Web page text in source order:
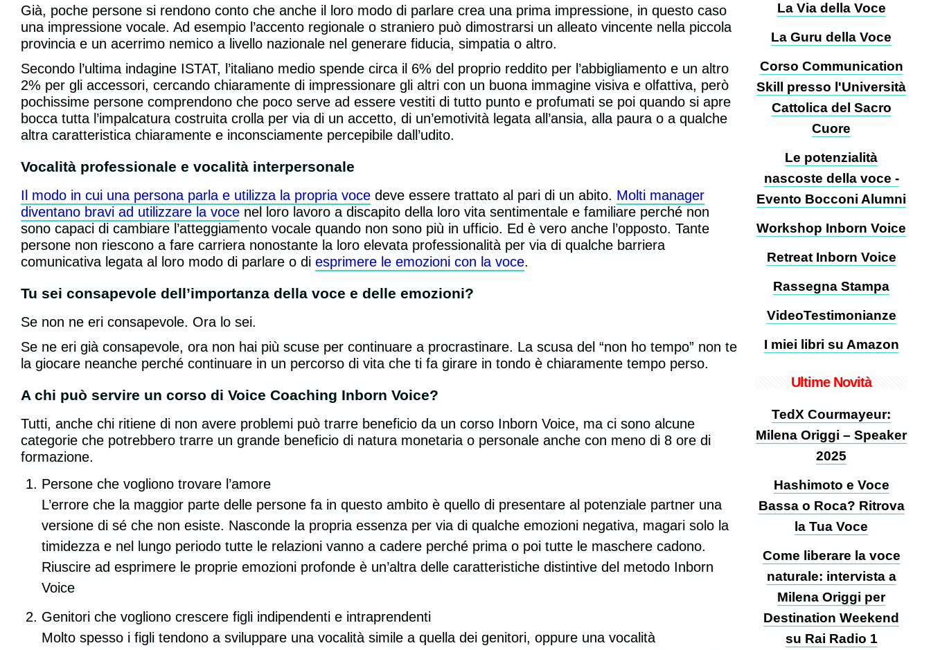
Già, poche persone si rendono conto che anche il loro modo di parlare crea una prima impressione, in questo caso
una impressione vocale. Ad esempio l’accento regionale o straniero può dimostrarsi un alleato vincente nella piccola
provincia e un acerrimo nemico a livello nazionale nel generare fiducia, simpatia o altro.
Secondo l’ultima indagine ISTAT, l’italiano medio spende circa il 6% del proprio reddito per l’abbigliamento e un altro
2% per gli accessori, cercando chiaramente di impressionare gli altri con un buona immagine visiva e olfattiva, però
pochissime persone comprendono che poco serve ad essere vestiti di tutto punto e profumati se poi quando si apre
bocca tutta l’impalcatura costruita crolla per via di un accetto, di un’emotività legata all’ansia, alla paura o a qualche
altra caratteristica chiaramente e inconsciamente percepibile dall’udito.
Vocalità professionale e vocalità interpersonale
Il modo in cui una persona parla e utilizza la propria voce deve essere trattato al pari di un abito. Molti manager
diventano bravi ad utilizzare la voce nel loro lavoro a discapito della loro vita sentimentale e familiare perché non
sono capaci di cambiare l’atteggiamento vocale quando non sono più in ufficio. Ed è vero anche l’opposto. Tante
persone non riescono a fare carriera nonostante la loro elevata professionalità per via di qualche barriera
comunicativa legata al loro modo di parlare o di esprimere le emozioni con la voce.
Tu sei consapevole dell’importanza della voce e delle emozioni?
Se non ne eri consapevole. Ora lo sei.
Se ne eri già consapevole, ora non hai più scuse per continuare a procrastinare. La scusa del “non ho tempo” non te
la giocare neanche perché continuare in un percorso di vita che ti fa girare in tondo è chiaramente tempo perso.
A chi può servire un corso di Voice Coaching Inborn Voice?
Tutti, anche chi ritiene di non avere problemi può trarre beneficio da un corso Inborn Voice, ma ci sono alcune
categorie che potrebbero trarre un grande beneficio di natura monetaria o personale anche con meno di 8 ore di
formazione.
Persone che vogliono trovare l’amore
L’errore che la maggior parte delle persone fa in questo ambito è quello di presentare al potenziale partner una
versione di sé che non esiste. Nasconde la propria essenza per via di qualche emozioni negativa, magari solo la
timidezza e nel lungo periodo tutte le relazioni vanno a cadere perché prima o poi tutte le maschere cadono.
Riuscire ad esprimere le proprie emozioni profonde è un’altra delle caratteristiche distintive del metodo Inborn
Voice
Genitori che vogliono crescere figli indipendenti e intraprendenti
Molto spesso i figli tendono a sviluppare una vocalità simile a quella dei genitori, oppure una vocalità
La Via della Voce
La Guru della Voce
Corso Communication
Skill presso l'Università
Cattolica del Sacro
Cuore
Le potenzialità
nascoste della voce -
Evento Bocconi Alumni
Workshop Inborn Voice
Retreat Inborn Voice
Rassegna Stampa
VideoTestimonianze
I miei libri su Amazon
Ultime Novità
TedX Courmayeur:
Milena Origgi – Speaker
2025
Hashimoto e Voce
Bassa o Roca? Ritrova
la Tua Voce
Come liberare la voce
naturale: intervista a
Milena Origgi per
Destination Weekend
su Rai Radio 1